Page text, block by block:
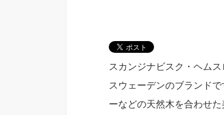
スカンジナビスク・ヘム
スウェーデンのブランド
ーなどの天然木を合わせ